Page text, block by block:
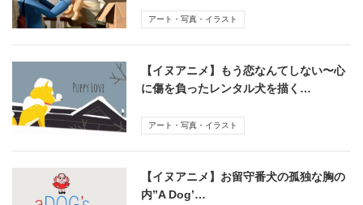
アート・写真・イラスト
【イヌアニメ】もう恋なんてしない〜心
に傷を負ったレンタル犬を描く…
アート・写真・イラスト
【イヌアニメ】お留守番犬の孤独な胸の
内”A Dog’…